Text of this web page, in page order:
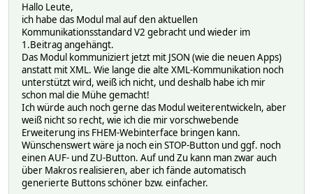
Hallo Leute,
ich habe das Modul mal auf den aktuellen
Kommunikationsstandard V2 gebracht und wieder im
1.Beitrag angehängt.
Das Modul kommuniziert jetzt mit JSON (wie die neuen Apps)
anstatt mit XML. Wie lange die alte XML-Kommunikation noch
unterstützt wird, weiß ich nicht, und deshalb habe ich mir
schon mal die Mühe gemacht!
Ich würde auch noch gerne das Modul weiterentwickeln, aber
weiß nicht so recht, wie ich die mir vorschwebende
Erweiterung ins FHEM-Webinterface bringen kann.
Wünschenswert wäre ja noch ein STOP-Button und ggf. noch
einen AUF- und ZU-Button. Auf und Zu kann man zwar auch
über Makros realisieren, aber ich fände automatisch
generierte Buttons schöner bzw. einfacher.